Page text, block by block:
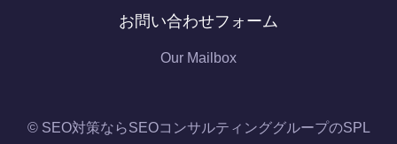
お問い合わせフォーム
Our Mailbox
© SEO対策ならSEOコンサルティンググループのSPL